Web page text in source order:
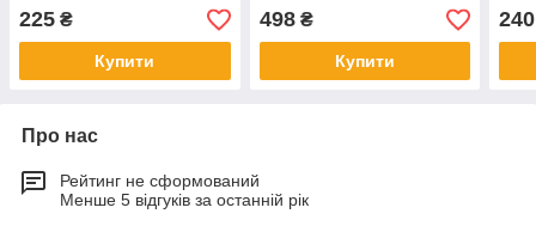
225 ₴
Купити
498₴
Купити
240
Про нас
Рейтинг не сформований
Менше 5 відгуків за останній рік